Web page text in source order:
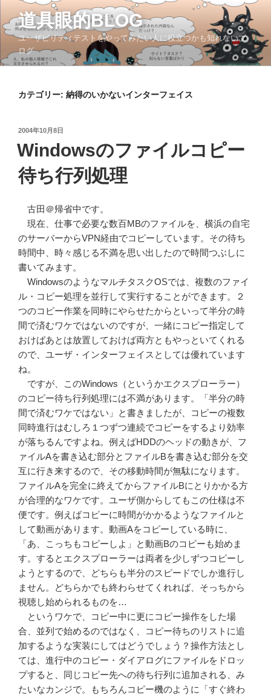
ン
テ
ツ
道具眼的BLOG
ユーザビリティテストをやってみたい人に役立つかも知れないブ
ログ
カテゴリー: 納得のいかないインターフェイス
投
日:
2004年10月8日
Windowsのファイルコピー
待ち行列処理
古田＠帰省中です。
現在、仕事で必要な数百MBのファイルを、横浜の自宅
のサーバーからVPN経由でコピーしています。その待ち
時間中、時々感じる不満を思い出したので時間つぶしに
書いてみます。
WindowsのようなマルチタスクOSでは、複数のファイ
ル・コピー処理を並行して実行することができます。２
つのコピー作業を同時にやらせたからといって半分の時
間で済むワケではないのですが、一緒にコピー指定して
おけばあとは放置しておけば両方ともやっといてくれる
ので、ユーザ・インターフェイスとしては優れています
ね。
ですが、このWindows（というかエクスプローラー）
のコピー待ち行列処理には不満があります。「半分の時
間で済むワケではない」と書きましたが、コピーの複数
同時進行はむしろ１つずつ連続でコピーをするより効率
が落ちるんですよね。例えばHDDのヘッドの動きが、フ
ァイルAを書き込む部分とファイルBを書き込む部分を交
互に行き来するので、その移動時間が無駄になります。
ファイルAを完全に終えてからファイルBにとりかかる方
が合理的なワケです。ユーザ側からしてもこの仕様は不
便です。例えばコピーに時間がかかるようなファイルと
して動画があります。動画Aをコピーしている時に、
「あ、こっちもコピーしよ」と動画Bのコピーも始めま
す。するとエクスプローラーは両者を少しずつコピーし
ようとするので、どちらも半分のスピードでしか進行し
ません。どちらかでも終わらせてくれれば、そっちから
視聴し始められるものを…
というワケで、コピー中に更にコピー操作をした場
合、並列で始めるのではなく、コピー待ちのリストに追
加するような実装にしてはどうでしょう？操作方法とし
ては、進行中のコピー・ダイアログにファイルをドロッ
プすると、同じコピー先への待ち行列に追加される、み
たいなカンジで。もちろんコピー機のように「すぐ終わ